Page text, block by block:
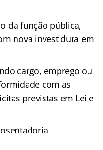
da função pública,
nova investidura em
cargo, emprego ou
com as
previstas em Lei e